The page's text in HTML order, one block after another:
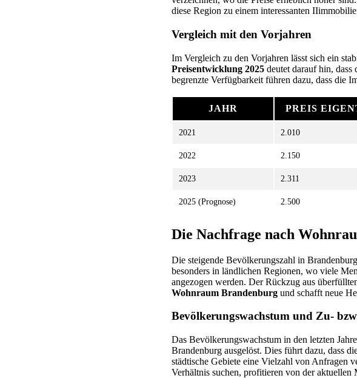
diese Region zu einem interessanten
Vergleich mit den Vorjahren
Im Vergleich zu den Vorjahren lässt sich ein
Preisentwicklung 2025 deutet darauf hin,
begrenzte Verfügbarkeit führen dazu, dass die
JAHR PREIS
2021 2.010
2022 2.150
2023 2.311
2025 (Prognose) 2.500
Die Nachfrage nach
Die steigende Bevölkerungszahl in
besonders in ländlichen Regionen, wo viele
angezogen werden. Der Rückzug aus
Wohnraum Brandenburg und schafft neue
Bevölkerungswachstum und Zu-
Das Bevölkerungswachstum in den letzten
Brandenburg ausgelöst. Dies führt dazu, dass
städtische Gebiete eine Vielzahl von Anfragen
Verhältnis suchen, profitieren von der aktuellen